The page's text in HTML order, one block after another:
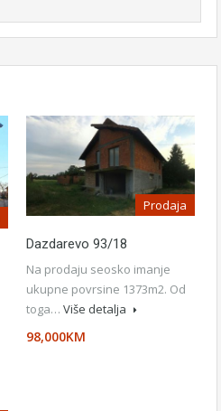
Prodaja
Dazdarevo 93/18
Na prodaju seosko imanje
ukupne povrsine 1373m2. Od
toga… Više detalja
98,000KM